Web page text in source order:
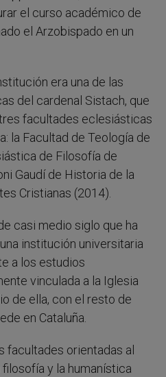
el curso académico de
el Arzobispado en un
era una de las
del cardenal Sistach, que
facultades eclesiásticas
la Facultad de Teología de
de Filosofía de
Gaudí de Historia de la
Cristianas (2014).
casi medio siglo que ha
institución universitaria
a los estudios
vinculada a la Iglesia
de ella, con el resto de
en Cataluña.
facultades orientadas al
y la humanística